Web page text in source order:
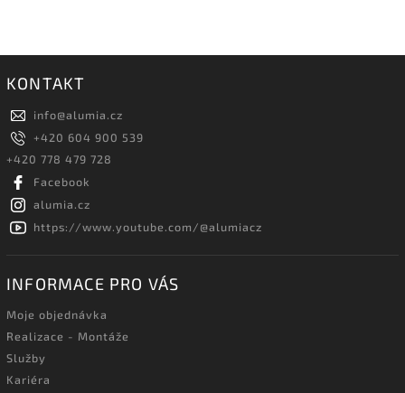
KONTAKT
info@alumia.cz
+420 604 900 539
+420 778 479 728
Facebook
alumia.cz
https://www.youtube.com/@alumiacz
INFORMACE PRO VÁS
Moje objednávka
Realizace - Montáže
Služby
Kariéra